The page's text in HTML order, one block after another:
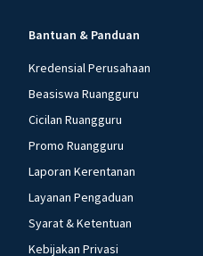
Bantuan & Panduan
Kredensial Perusahaan
Beasiswa Ruangguru
Cicilan Ruangguru
Promo Ruangguru
Laporan Kerentanan
Layanan Pengaduan
Syarat & Ketentuan
Kebijakan Privasi